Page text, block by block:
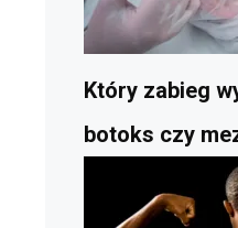
Który zabieg
botoks czy